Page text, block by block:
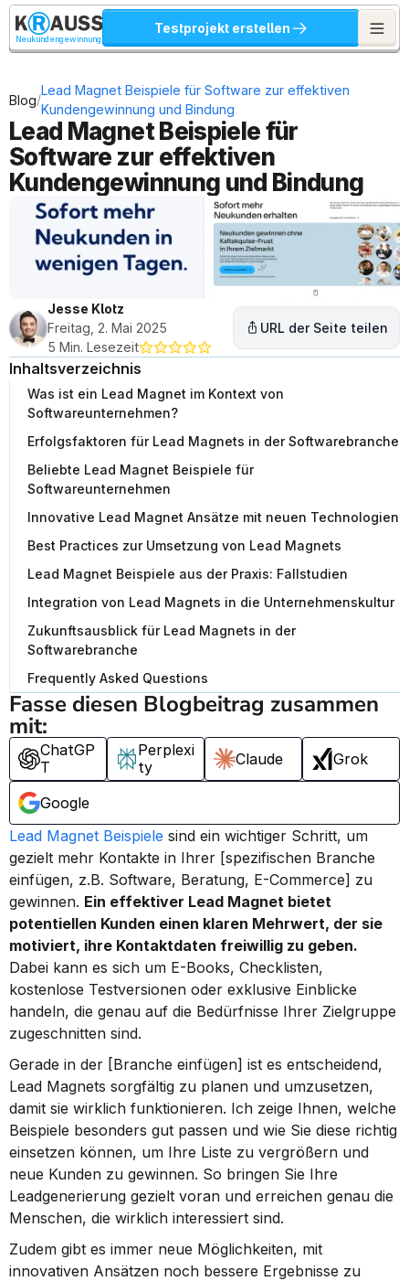
Neukundengewinnung
Testprojekt erstellen
Blog/
Lead Magnet Beispiele für Software zur effektiven
Kundengewinnung und Bindung
Lead Magnet Beispiele für
Software zur effektiven
Kundengewinnung und Bindung
Jesse Klotz
Freitag, 2. Mai 2025
5 Min. Lesezeit
URL der Seite teilen
Inhaltsverzeichnis
Was ist ein Lead Magnet im Kontext von
Softwareunternehmen?
Erfolgsfaktoren für Lead Magnets in der Softwarebranche
Beliebte Lead Magnet Beispiele für
Softwareunternehmen
Innovative Lead Magnet Ansätze mit neuen Technologien
Best Practices zur Umsetzung von Lead Magnets
Lead Magnet Beispiele aus der Praxis: Fallstudien
Integration von Lead Magnets in die Unternehmenskultur
Zukunftsausblick für Lead Magnets in der
Softwarebranche
Frequently Asked Questions
Fasse diesen Blogbeitrag zusammen
mit:
ChatGP
T
Perplexi
ty
Claude Grok
Google
Lead Magnet Beispiele sind ein wichtiger Schritt, um
gezielt mehr Kontakte in Ihrer [spezifischen Branche
einfügen, z.B. Software, Beratung, E-Commerce] zu
gewinnen. Ein effektiver Lead Magnet bietet
potentiellen Kunden einen klaren Mehrwert, der sie
motiviert, ihre Kontaktdaten freiwillig zu geben.
Dabei kann es sich um E-Books, Checklisten,
kostenlose Testversionen oder exklusive Einblicke
handeln, die genau auf die Bedürfnisse Ihrer Zielgruppe
zugeschnitten sind.
Gerade in der [Branche einfügen] ist es entscheidend,
Lead Magnets sorgfältig zu planen und umzusetzen,
damit sie wirklich funktionieren. Ich zeige Ihnen, welche
Beispiele besonders gut passen und wie Sie diese richtig
einsetzen können, um Ihre Liste zu vergrößern und
neue Kunden zu gewinnen. So bringen Sie Ihre
Leadgenerierung gezielt voran und erreichen genau die
Menschen, die wirklich interessiert sind.
Zudem gibt es immer neue Möglichkeiten, mit
innovativen Ansätzen noch bessere Ergebnisse zu